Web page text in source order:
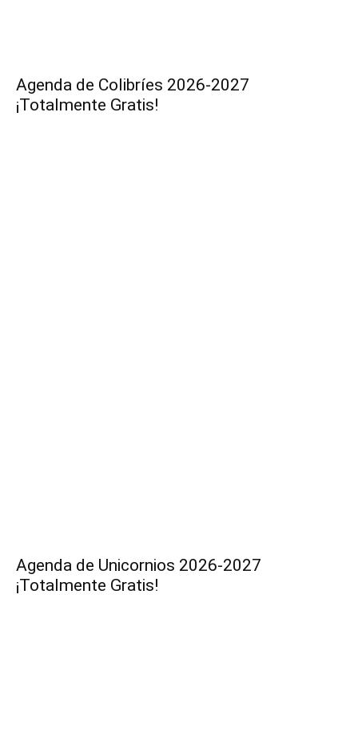
Agenda de Colibríes 2026-2027
¡Totalmente Gratis!
Agenda de Unicornios 2026-2027
¡Totalmente Gratis!